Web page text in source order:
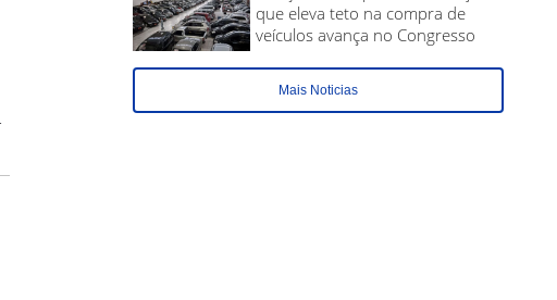
que eleva teto na compra de
veículos avança no Congresso
Mais Noticias